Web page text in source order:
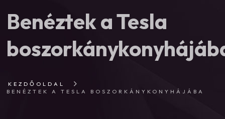
Benéztek a Tesla
KEZDŐOLDAL
BENÉZTEK A TESLA BOSZORKÁNYKONYHÁJÁBA